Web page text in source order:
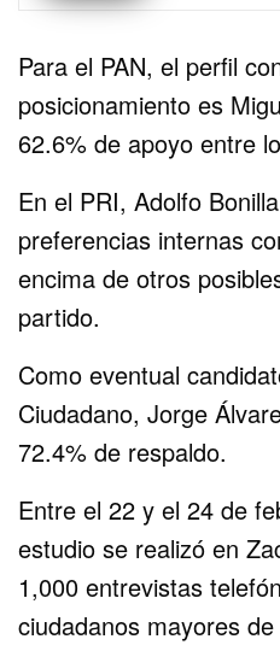
Para el PAN, el perfil
posicionamiento es
62.6% de apoyo entre
En el PRI, Adolfo
preferencias internas
encima de otros
partido.
Como eventual
Ciudadano, Jorge
72.4% de respaldo.
Entre el 22 y el 24 de
estudio se realizó en
1,000 entrevistas
ciudadanos mayores